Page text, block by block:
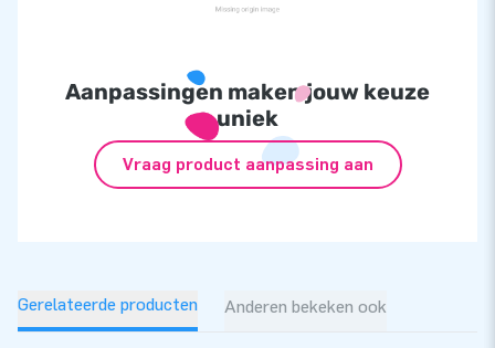
Aanpassingen maken jouw keuze
uniek
Vraag product aanpassing aan
Gerelateerde producten Anderen bekeken ook